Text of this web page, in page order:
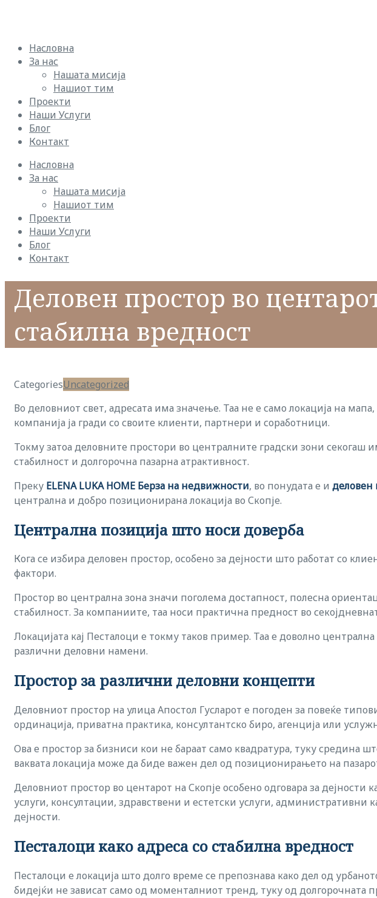
Насловна
За нас
Нашата мисија
Нашиот тим
Проекти
Наши Услуги
Блог
Контакт
Насловна
За нас
Нашата мисија
Нашиот тим
Проекти
Наши Услуги
Блог
Контакт
Деловен простор во
стабилна вредност
CategoriesUncategorized
Во деловниот свет, адресата има значење. Таа не е само локација на
компанија ја гради со своите клиенти, партнери и соработници.
Токму затоа деловните простори во централните градски зони секогаш
стабилност и долгорочна пазарна атрактивност.
Преку ELENA LUKA HOME Берза на недвижности, во понудата е и деловен
централна и добро позиционирана локација во Скопје.
Централна позиција што носи доверба
Кога се избира деловен простор, особено за дејности што работат со
фактори.
Простор во централна зона значи поголема достапност, полесна
стабилност. За компаниите, таа носи практична предност во
Локацијата кај Песталоци е токму таков пример. Таа е доволно
различни деловни намени.
Простор за различни деловни концепти
Деловниот простор на улица Апостол Гусларот е погоден за повеќе
ординација, приватна практика, консултантско биро, агенција или
Ова е простор за бизниси кои не бараат само квадратура, туку
ваквата локација може да биде важен дел од позиционирањето на
Деловниот простор во центарот на Скопје особено одговара за
услуги, консултации, здравствени и естетски услуги,
дејности.
Песталоци како адреса со стабилна вредност
Песталоци е локација што долго време се препознава како дел од
бидејќи не зависат само од моменталниот тренд, туку од долгорочната